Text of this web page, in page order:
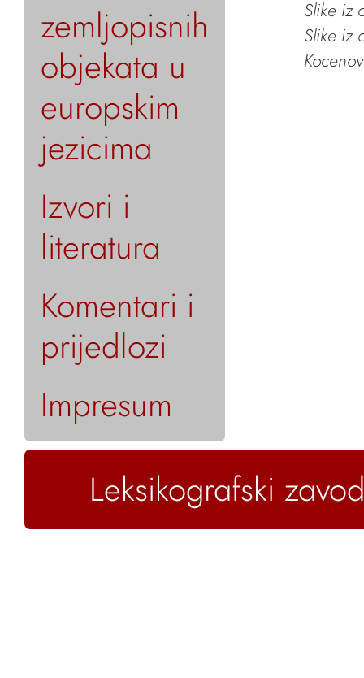
zemljopisnih
objekata u
europskim
jezicima
Izvori i
literatura
Komentari i
prijedlozi
Impresum
Slike iz
Slike iz
Leksikografski